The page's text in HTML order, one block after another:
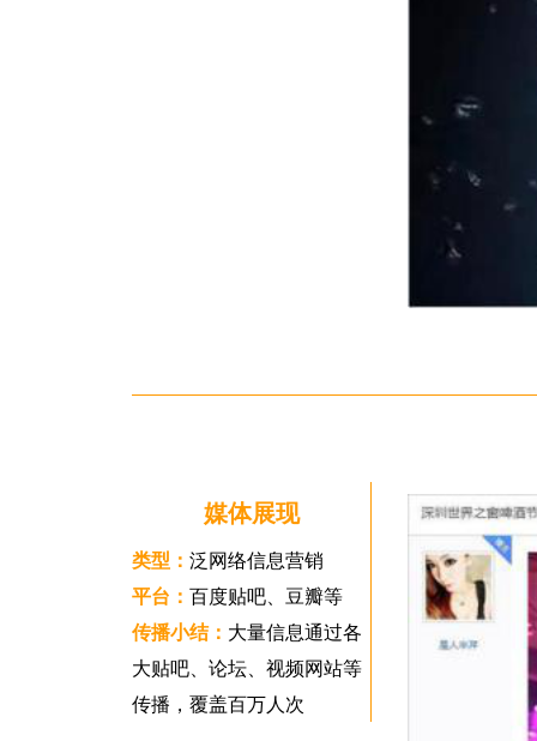
媒体展现
类型： 泛网络信息营销
平台： 百度贴吧、豆瓣等
传播小结： 大量信息通过各
大贴吧、论坛、视频网站等
传播，覆盖百万人次